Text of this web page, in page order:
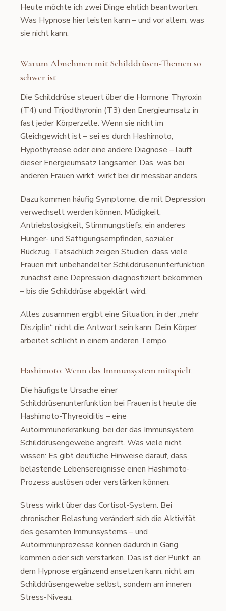
Heute möchte ich zwei Dinge ehrlich beantworten:
Was Hypnose hier leisten kann – und vor allem, was
sie nicht kann.
Warum Abnehmen mit Schilddrüsen-Themen so
schwer ist
Die Schilddrüse steuert über die Hormone Thyroxin
(T4) und Trijodthyronin (T3) den Energieumsatz in
fast jeder Körperzelle. Wenn sie nicht im
Gleichgewicht ist – sei es durch Hashimoto,
Hypothyreose oder eine andere Diagnose – läuft
dieser Energieumsatz langsamer. Das, was bei
anderen Frauen wirkt, wirkt bei dir messbar anders.
Dazu kommen häufig Symptome, die mit Depression
verwechselt werden können: Müdigkeit,
Antriebslosigkeit, Stimmungstiefs, ein anderes
Hunger- und Sättigungsempfinden, sozialer
Rückzug. Tatsächlich zeigen Studien, dass viele
Frauen mit unbehandelter Schilddrüsenunterfunktion
zunächst eine Depression diagnostiziert bekommen
– bis die Schilddrüse abgeklärt wird.
Alles zusammen ergibt eine Situation, in der „mehr
Disziplin“ nicht die Antwort sein kann. Dein Körper
arbeitet schlicht in einem anderen Tempo.
Hashimoto: Wenn das Immunsystem mitspielt
Die häufigste Ursache einer
Schilddrüsenunterfunktion bei Frauen ist heute die
Hashimoto-Thyreoiditis – eine
Autoimmunerkrankung, bei der das Immunsystem
Schilddrüsengewebe angreift. Was viele nicht
wissen: Es gibt deutliche Hinweise darauf, dass
belastende Lebensereignisse einen Hashimoto-
Prozess auslösen oder verstärken können.
Stress wirkt über das Cortisol-System. Bei
chronischer Belastung verändert sich die Aktivität
des gesamten Immunsystems – und
Autoimmunprozesse können dadurch in Gang
kommen oder sich verstärken. Das ist der Punkt, an
dem Hypnose ergänzend ansetzen kann: nicht am
Schilddrüsengewebe selbst, sondern am inneren
Stress-Niveau.